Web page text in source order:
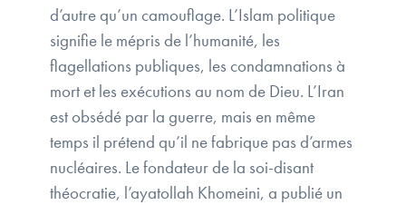
d’autre qu’un camouflage. L’Islam politique
signifie le mépris de l’humanité, les
flagellations publiques, les condamnations à
mort et les exécutions au nom de Dieu. L’Iran
est obsédé par la guerre, mais en même
temps il prétend qu’il ne fabrique pas d’armes
nucléaires. Le fondateur de la soi-disant
théocratie, l’ayatollah Khomeini, a publié un